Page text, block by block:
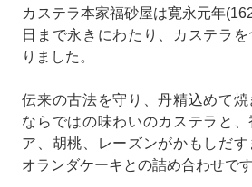
カステラ本家福砂屋は寛永元年
日まで永きにわたり、カステラ
りました。
伝来の古法を守り、丹精込めて焼
ならではの味わいのカステラと
ア、胡桃、レーズンがかもしだ
オランダケーキとの詰め合わせです